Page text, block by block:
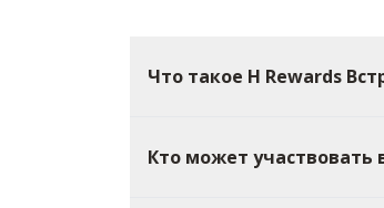
Что такое H Rewards
Кто может участвовать